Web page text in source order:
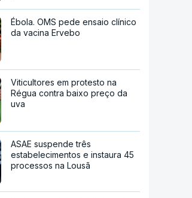
Ébola. OMS pede ensaio clínico
da vacina Ervebo
Viticultores em protesto na
Régua contra baixo preço da
uva
ASAE suspende três
estabelecimentos e instaura 45
processos na Lousã